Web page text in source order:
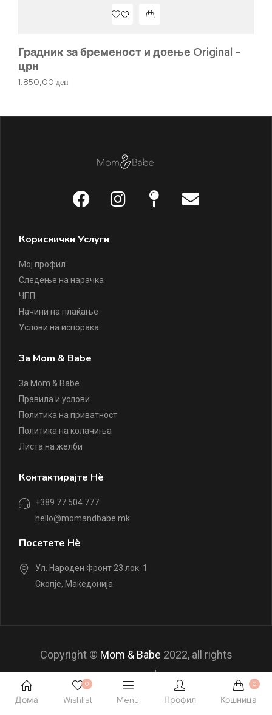
Градник за бременост и доење Original –
црн
1.850,00 ден
Кориснички Услуги
Мој профил
Следење на нарачка
ЧПП
Начини на плаќање
Услови на испорака
За Mom & Babe
За Mom & Babe
Правила и услови
Политика на приватност
Политика на колачиња
Листа на желби
Контактирајте Нè
+389 77 504 777
hello@momandbabe.mk
Посетете Нè
Ул. Народен Фронт 23 лок. 1
Скопје, Македонија
Copyright © Mom & Babe 2022, all rights
reserved.
Дома
0
Wishlist Menu Профил
0
Кошница